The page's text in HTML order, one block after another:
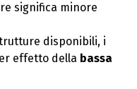
significa minore
disponibili, i
effetto della bassa